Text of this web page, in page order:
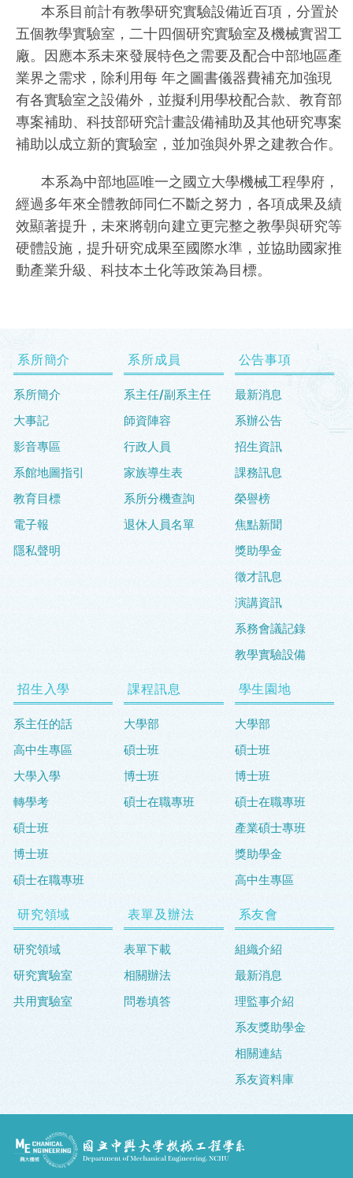
本系目前計有教學研究實驗設備近百項，分置於
五個教學實驗室，二十四個研究實驗室及機械實習工
廠。因應本系未來發展特色之需要及配合中部地區產
業界之需求，除利用每 年之圖書儀器費補充加強現
有各實驗室之設備外，並擬利用學校配合款、教育部
專案補助、科技部研究計畫設備補助及其他研究專案
補助以成立新的實驗室，並加強與外界之建教合作。
本系為中部地區唯一之國立大學機械工程學府，
經過多年來全體教師同仁不斷之努力，各項成果及績
效顯著提升，未來將朝向建立更完整之教學與研究等
硬體設施，提升研究成果至國際水準，並協助國家推
動產業升級、科技本土化等政策為目標。
系所簡介
系所簡介
大事記
影音專區
系館地圖指引
教育目標
電子報
隱私聲明
系所成員
系主任/副系主任
師資陣容
行政人員
家族導生表
系所分機查詢
退休人員名單
公告事項
最新消息
系辦公告
招生資訊
課務訊息
榮譽榜
焦點新聞
獎助學金
徵才訊息
演講資訊
系務會議記錄
教學實驗設備
招生入學
系主任的話
高中生專區
大學入學
轉學考
碩士班
博士班
碩士在職專班
課程訊息
大學部
碩士班
博士班
碩士在職專班
學生園地
大學部
碩士班
博士班
碩士在職專班
產業碩士專班
獎助學金
高中生專區
研究領域
研究領域
研究實驗室
共用實驗室
表單及辦法
表單下載
相關辦法
問卷填答
系友會
組織介紹
最新消息
理監事介紹
系友獎助學金
相關連結
系友資料庫